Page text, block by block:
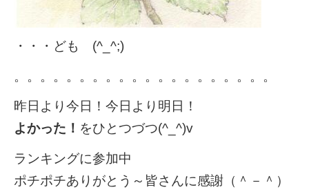
・・・ども (^_^;)
。。。。。。。。。。。。。。。。。。。。
昨日より今日！今日より明日！
よかった！ をひとつづつ(^_^)v
ランキングに参加中
ポチポチありがとう～皆さんに感謝（＾－＾）